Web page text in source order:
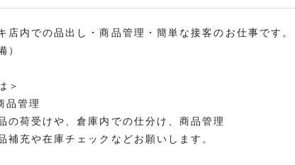
店内での品出し・商品管理・簡単な接客のお仕事です。
）
＞
品管理
の荷受けや、倉庫内での仕分け、商品管理
補充や在庫チェックなどお願いします。